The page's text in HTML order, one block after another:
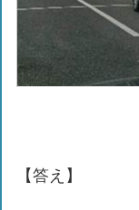
【答え】